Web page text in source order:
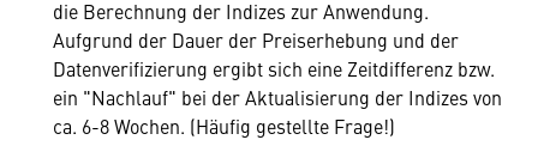
die Berechnung der Indizes zur Anwendung.
Aufgrund der Dauer der Preiserhebung und der
Datenverifizierung ergibt sich eine Zeitdifferenz bzw.
ein "Nachlauf" bei der Aktualisierung der Indizes von
ca. 6-8 Wochen. (Häufig gestellte Frage!)